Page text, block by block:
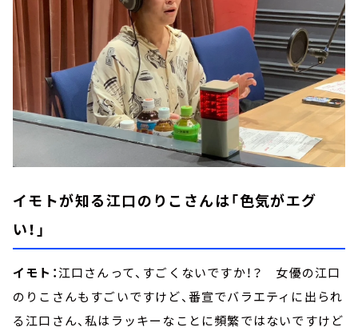
イモトが知る江口のりこさんは「色気がエグ
い！」
イモト：江口さんって、すごくないですか！？ 女優の江口
のりこさんもすごいですけど、番宣でバラエティに出られ
る江口さん、私はラッキーなことに頻繁ではないですけど